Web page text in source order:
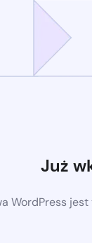
Już
WordPress